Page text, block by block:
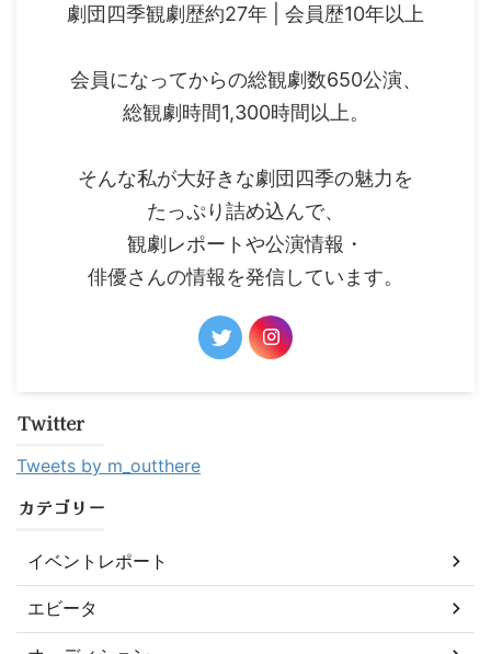
劇団四季観劇歴約27年 | 会員歴10年以上
会員になってからの総観劇数650公演、
総観劇時間1,300時間以上。
そんな私が大好きな劇団四季の魅力を
たっぷり詰め込んで、
観劇レポートや公演情報・
俳優さんの情報を発信しています。
Twitter
Tweets by m_outthere
カテゴリー
イベントレポート
エビータ